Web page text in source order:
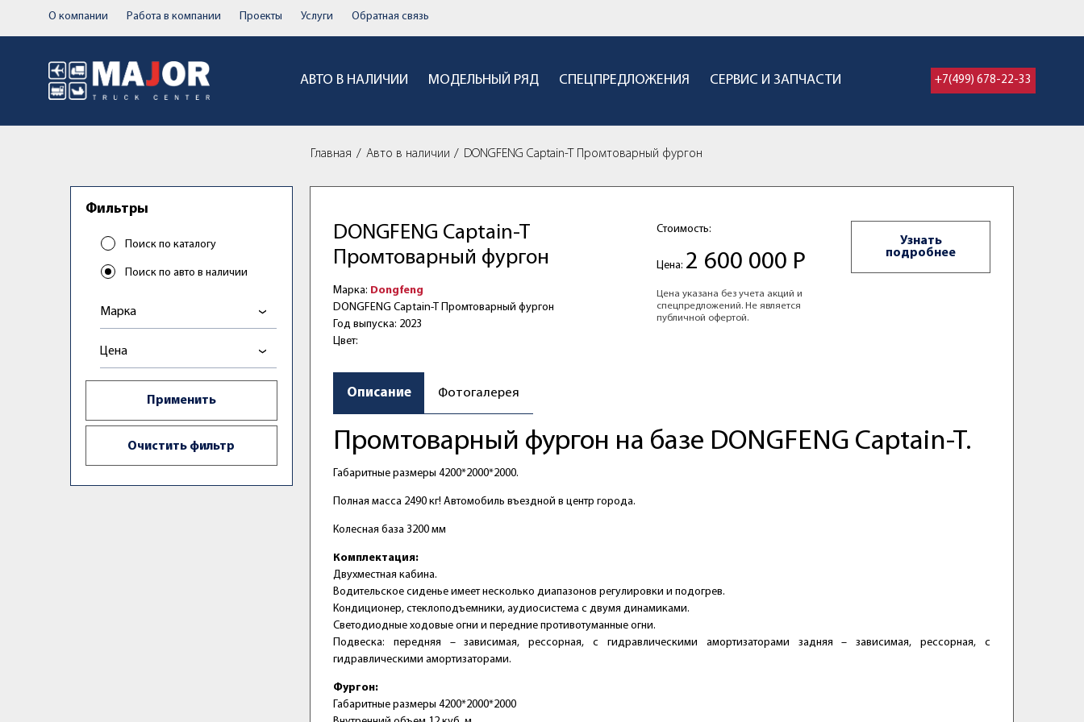
О компании Работа в компании Проекты Услуги Обратная связь
АВТО В НАЛИЧИИ МОДЕЛЬНЫЙ РЯД СПЕЦПРЕДЛОЖЕНИЯ СЕРВИС И ЗАПЧАСТИ +7(499) 678-22-33
Главная Авто в наличии DONGFENG Captain-T Промтоварный фургон
Фильтры
Поиск по каталогу
Поиск по авто в наличии
Марка
Цена
DONGFENG Captain-T
Промтоварный фургон
Марка: Dongfeng
DONGFENG Captain-T Промтоварный фургон
Год выпуска: 2023
Цвет:
Стоимость:
Цена: 2 600 000 Р
Цена указана без учета акций и
спецпредложений. Не является
публичной офертой.
Узнать
подробнее
Описание Фотогалерея
Промтоварный фургон на базе DONGFENG Captain-T.
Габаритные размеры 4200*2000*2000.
Полная масса 2490 кг! Автомобиль въездной в центр города.
Колесная база 3200 мм
Комплектация:
Двухместная кабина.
Водительское сиденье имеет несколько диапазонов регулировки и подогрев.
Кондиционер, стеклоподъемники, аудиосистема с двумя динамиками.
Светодиодные ходовые огни и передние противотуманные огни.
Подвеска: передняя – зависимая, рессорная, с гидравлическими амортизаторами задняя – зависимая, рессорная, с
гидравлическими амортизаторами.
Фургон:
Габаритные размеры 4200*2000*2000